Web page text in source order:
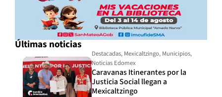
Últimas noticias
Destacadas, Mexicaltzingo, Municipios,
Noticias Edomex
Caravanas Itinerantes por la
Justicia Social llegan a
Mexicaltzingo